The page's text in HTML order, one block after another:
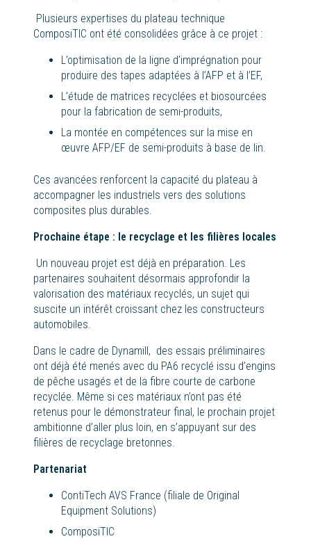
Plusieurs expertises du plateau technique
ComposiTIC ont été consolidées grâce à ce projet :
L’optimisation de la ligne d’imprégnation pour
produire des tapes adaptées à l’AFP et à l’EF,
L’étude de matrices recyclées et biosourcées
pour la fabrication de semi-produits,
La montée en compétences sur la mise en
œuvre AFP/EF de semi-produits à base de lin.
Ces avancées renforcent la capacité du plateau à
accompagner les industriels vers des solutions
composites plus durables.
Prochaine étape : le recyclage et les filières locales
Un nouveau projet est déjà en préparation. Les
partenaires souhaitent désormais approfondir la
valorisation des matériaux recyclés, un sujet qui
suscite un intérêt croissant chez les constructeurs
automobiles.
Dans le cadre de Dynamill, des essais préliminaires
ont déjà été menés avec du PA6 recyclé issu d’engins
de pêche usagés et de la fibre courte de carbone
recyclée. Même si ces matériaux n’ont pas été
retenus pour le démonstrateur final, le prochain projet
ambitionne d’aller plus loin, en s’appuyant sur des
filières de recyclage bretonnes.
Partenariat
ContiTech AVS France (filiale de Original
Equipment Solutions)
ComposiTIC